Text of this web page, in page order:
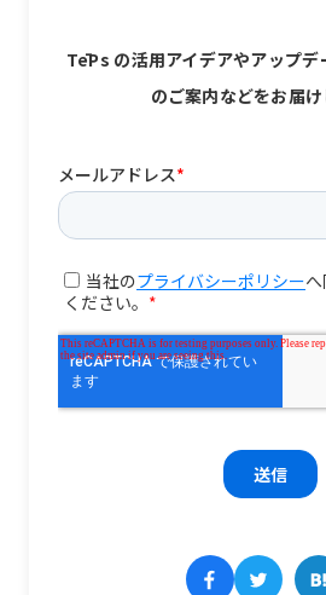
TēPs の活用アイデアやアップ
のご案内などをお届け